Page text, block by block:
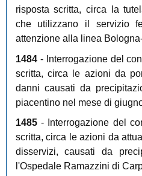
risposta scritta, circa la
che utilizzano il servizio
attenzione alla linea
1484- Interrogazione del
scritta, circa le azioni da
danni causati da
piacentino nel mese di
1485- Interrogazione del
scritta, circa le azioni da
disservizi, causati da
l'Ospedale Ramazzini di